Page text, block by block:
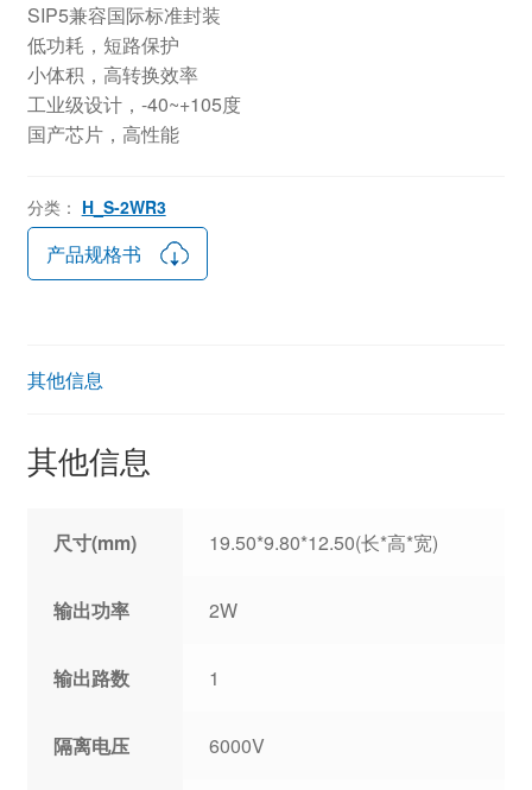
SIP5兼容国际标准封装
低功耗，短路保护
小体积，高转换效率
工业级设计，-40~+105度
国产芯片，高性能
分类： H_S-2WR3
产品规格书
其他信息
其他信息
尺寸(mm) 19.50*9.80*12.50(长*高*宽)
输出功率 2W
输出路数 1
隔离电压 6000V